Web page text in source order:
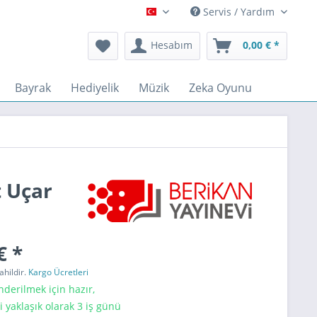
Türkçe Servis / Yardım
Hesabım 0,00 € *
Bayrak Hediyelik Müzik Zeka Oyunu
*
Kargo Ücretleri
için hazır,
yaklaşık olarak 3 iş günü